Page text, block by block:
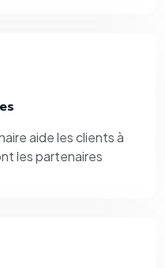
aide les clients à
les partenaires